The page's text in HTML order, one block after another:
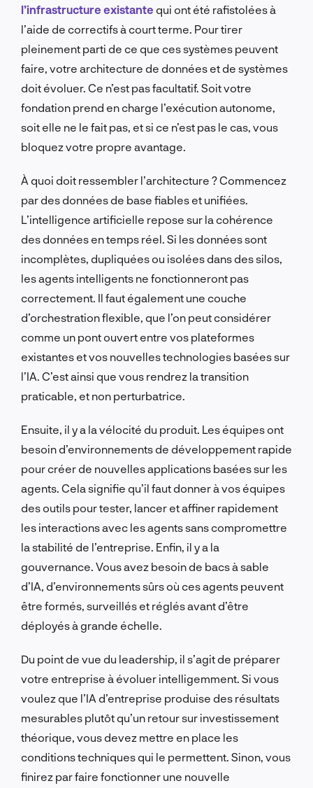
l’infrastructure existante qui ont été rafistolées à
l’aide de correctifs à court terme. Pour tirer
pleinement parti de ce que ces systèmes peuvent
faire, votre architecture de données et de systèmes
doit évoluer. Ce n’est pas facultatif. Soit votre
fondation prend en charge l’exécution autonome,
soit elle ne le fait pas, et si ce n’est pas le cas, vous
bloquez votre propre avantage.
À quoi doit ressembler l’architecture ? Commencez
par des données de base fiables et unifiées.
L’intelligence artificielle repose sur la cohérence
des données en temps réel. Si les données sont
incomplètes, dupliquées ou isolées dans des silos,
les agents intelligents ne fonctionneront pas
correctement. Il faut également une couche
d’orchestration flexible, que l’on peut considérer
comme un pont ouvert entre vos plateformes
existantes et vos nouvelles technologies basées sur
l’IA. C’est ainsi que vous rendrez la transition
praticable, et non perturbatrice.
Ensuite, il y a la vélocité du produit. Les équipes ont
besoin d’environnements de développement rapide
pour créer de nouvelles applications basées sur les
agents. Cela signifie qu’il faut donner à vos équipes
des outils pour tester, lancer et affiner rapidement
les interactions avec les agents sans compromettre
la stabilité de l’entreprise. Enfin, il y a la
gouvernance. Vous avez besoin de bacs à sable
d’IA, d’environnements sûrs où ces agents peuvent
être formés, surveillés et réglés avant d’être
déployés à grande échelle.
Du point de vue du leadership, il s’agit de préparer
votre entreprise à évoluer intelligemment. Si vous
voulez que l’IA d’entreprise produise des résultats
mesurables plutôt qu’un retour sur investissement
théorique, vous devez mettre en place les
conditions techniques qui le permettent. Sinon, vous
finirez par faire fonctionner une nouvelle